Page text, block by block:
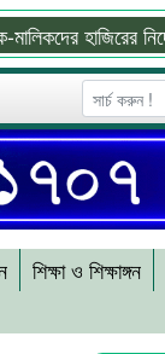
হাজিরের নির্দেশ
শিক্ষা ও শিক্ষাঙ্গন